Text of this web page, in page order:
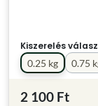
Kiszerelés
0.25 kg
0.75
2 100 Ft